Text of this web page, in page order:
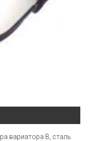
вариатора B, сталь